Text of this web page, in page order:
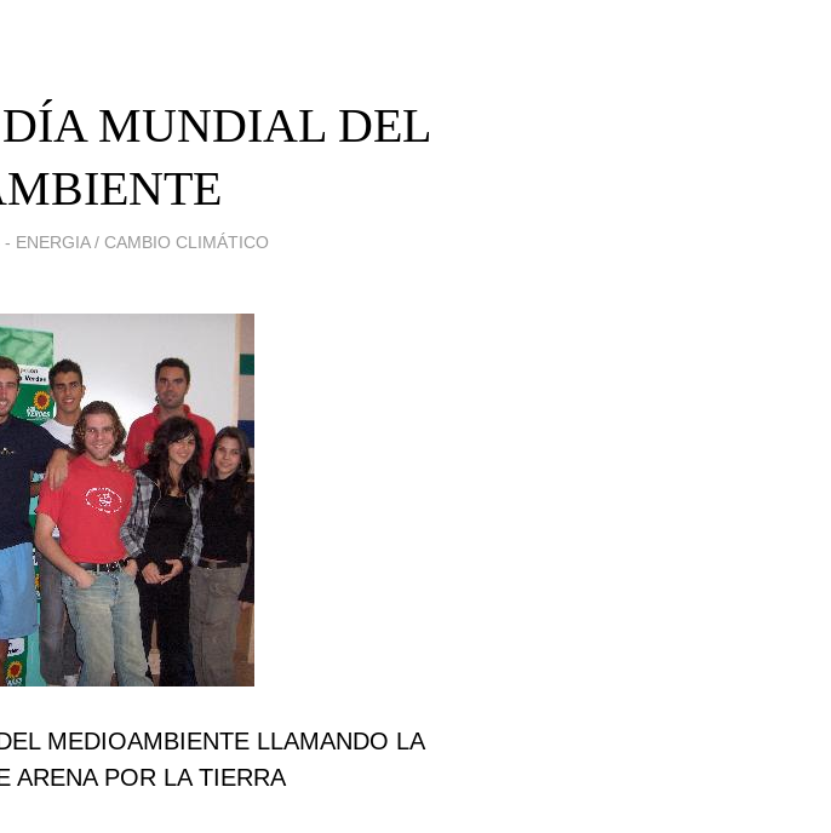
MUNDIAL DEL
- ENERGIA / CAMBIO CLIMÁTICO
MEDIOAMBIENTE LLAMANDO LA
ARENA POR LA TIERRA